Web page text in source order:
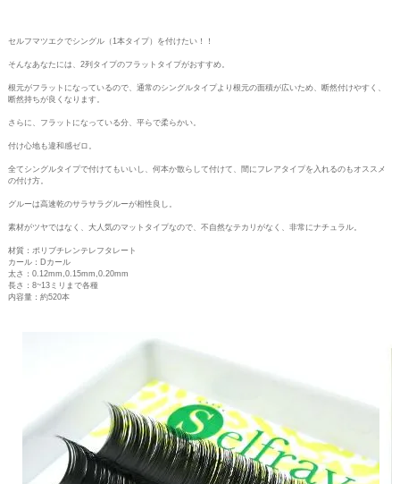
セルフマツエクでシングル（1本タイプ）を付けたい！！
そんなあなたには、2列タイプのフラットタイプがおすすめ。
根元がフラットになっているので、通常のシングルタイプより根元の面積が広いため、断然付けやすく、
断然持ちが良くなります。
さらに、フラットになっている分、平らで柔らかい。
付け心地も違和感ゼロ。
全てシングルタイプで付けてもいいし、何本か散らして付けて、間にフレアタイプを入れるのもオススメ
の付け方。
グルーは高速乾のサラサラグルーが相性良し。
素材がツヤではなく、大人気のマットタイプなので、不自然なテカリがなく、非常にナチュラル。
材質：ポリブチレンテレフタレート
カール：Dカール
太さ：0.12mm,0.15mm,0.20mm
長さ：8~13ミリまで各種
内容量：約520本